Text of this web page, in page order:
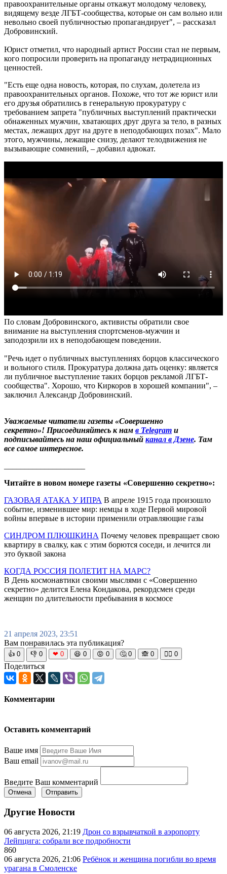
правоохранительные органы откажут молодому человеку,
видящему везде ЛГБТ-сообщества, которые он сам вольно или
невольно своей публичностью пропагандирует", – рассказал
Добровинский.
Юрист отметил, что народный артист России стал не первым,
кого попросили проверить на пропаганду нетрадиционных
ценностей.
"Есть еще одна новость, которая, по слухам, долетела из
правоохранительных органов. Похоже, что тот же юрист или
его друзья обратились в генеральную прокуратуру с
требованием запрета "публичных выступлений практически
обнаженных мужчин, хватающих друг друга за тело, в разных
местах, лежащих друг на друге в неподобающих позах". Мало
этого, мужчины, лежащие снизу, делают телодвижения не
вызывающие сомнений, – добавил адвокат.
По словам Добровинского, активисты обратили свое
внимание на выступления спортсменов-мужчин и
заподозрили их в неподобающем поведении.
"Речь идет о публичных выступлениях борцов классического
и вольного стиля. Прокуратура должна дать оценку: является
ли публичное выступление таких борцов рекламой ЛГБТ-
сообщества". Хорошо, что Киркоров в хорошей компании", –
заключил Александр Добровинский.
Уважаемые читатели газеты «Совершенно
секретно»! Присоединяйтесь к нам в Telegram и
подписывайтесь на наш официальный канал в Дзене. Там
все самое интересное.
Читайте в новом номере газеты «Совершенно секретно»:
ГАЗОВАЯ АТАКА У ИПРА В апреле 1915 года произошло
событие, изменившее мир: немцы в ходе Первой мировой
войны впервые в истории применили отравляющие газы
СИНДРОМ ПЛЮШКИНА Почему человек превращает свою
квартиру в свалку, как с этим борются соседи, и лечится ли
это буквой закона
КОГДА РОССИЯ ПОЛЕТИТ НА МАРС?
В День космонавтики своими мыслями с «Совершенно
секретно» делится Елена Кондакова, рекордсмен среди
женщин по длительности пребывания в космосе
21 апреля 2023, 23:51
Вам понравилась эта публикация?
👍 0 👎 0 ❤ 0 😆 0 😡 0 🤔 0 🙈 0 🧘‍♀️ 0
Поделиться
Комментарии
Оставить комментарий
Ваше имя
Ваш email
Введите Ваш комментарий
Отмена Отправить
Другие Новости
06 августа 2026, 21:19 Дрон со взрывчаткой в аэропорту
Лейпцига: собрали все подробности
860
06 августа 2026, 21:06 Ребёнок и женщина погибли во время
урагана в Смоленске